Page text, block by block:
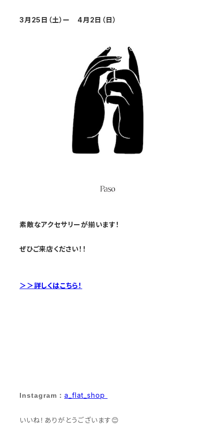
3月25日（土）ー 4月2日（日）
素敵なアクセサリーが揃います！
ぜひご来店ください！！
＞＞詳しくはこちら！
Instagram： a_flat_shop
いいね！ありがとうございます😊